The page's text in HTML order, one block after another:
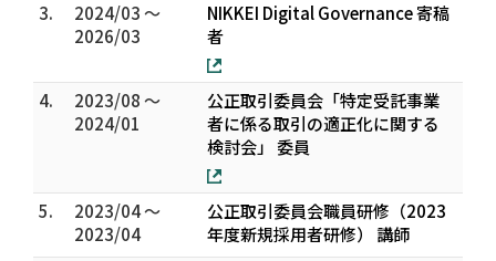
3.
2024/03 ～
2026/03
NIKKEI Digital Governance 寄稿
者
4.
2023/08 ～
2024/01
公正取引委員会「特定受託事業
者に係る取引の適正化に関する
検討会」 委員
5.
2023/04 ～
2023/04
公正取引委員会職員研修（2023
年度新規採用者研修） 講師